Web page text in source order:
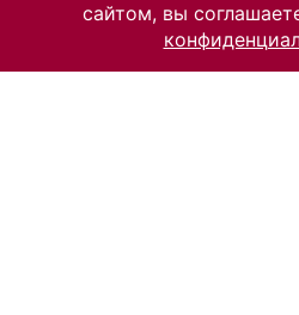
сайтом, вы